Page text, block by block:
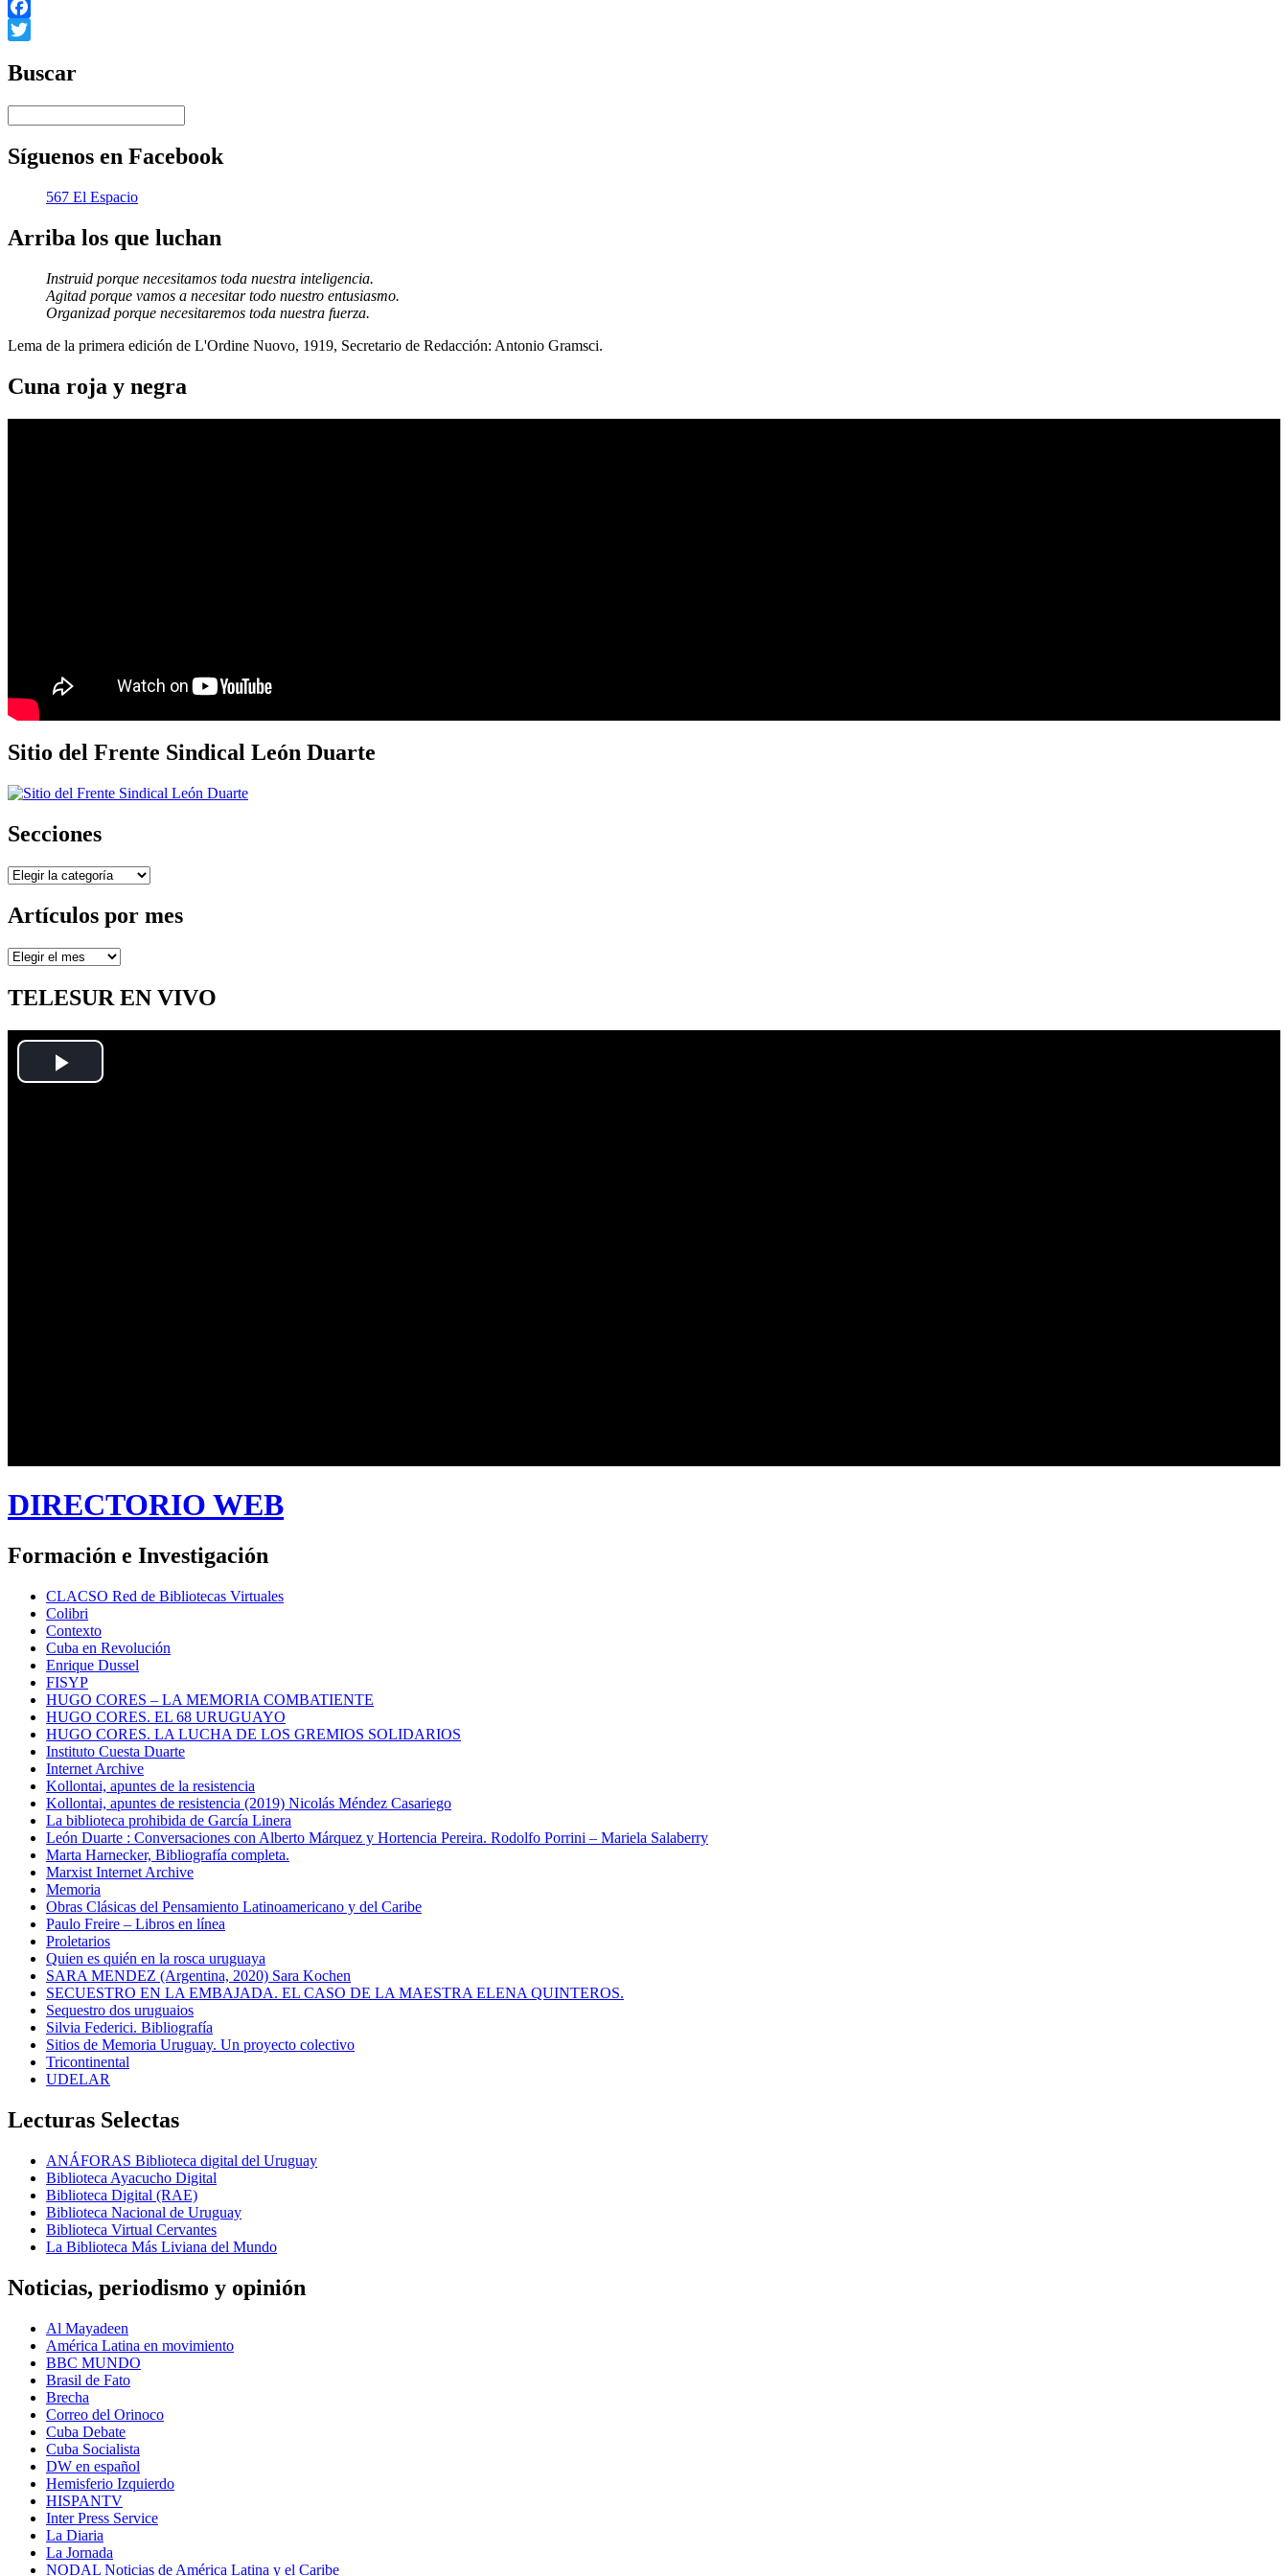
Facebook
Buscar
Síguenos en Facebook
567 El Espacio
Arriba los que luchan
Instruid porque necesitamos toda nuestra inteligencia.
Agitad porque vamos a necesitar todo nuestro entusiasmo.
Organizad porque necesitaremos toda nuestra fuerza.
Lema de la primera edición de L'Ordine Nuovo, 1919, Secretario de Redacción: Antonio Gramsci.
Cuna roja y negra
Sitio del Frente Sindical León Duarte
Secciones
Secciones
Artículos por mes
Artículos
mes
TELESUR EN VIVO
DIRECTORIO WEB
Formación e Investigación
CLACSO Red de Bibliotecas Virtuales
Colibri
Contexto
Cuba en Revolución
Enrique Dussel
FISYP
HUGO CORES – LA MEMORIA COMBATIENTE
HUGO CORES. EL 68 URUGUAYO
HUGO CORES. LA LUCHA DE LOS GREMIOS SOLIDARIOS
Instituto Cuesta Duarte
Internet Archive
Kollontai, apuntes de la resistencia
Kollontai, apuntes de resistencia (2019) Nicolás Méndez Casariego
La biblioteca prohibida de García Linera
León Duarte : Conversaciones con Alberto Márquez y Hortencia Pereira. Rodolfo Porrini – Mariela Salaberry
Marta Harnecker, Bibliografía completa.
Marxist Internet Archive
Memoria
Obras Clásicas del Pensamiento Latinoamericano y del Caribe
Paulo Freire – Libros en línea
Proletarios
Quien es quién en la rosca uruguaya
SARA MENDEZ (Argentina, 2020) Sara Kochen
SECUESTRO EN LA EMBAJADA. EL CASO DE LA MAESTRA ELENA QUINTEROS.
Sequestro dos uruguaios
Silvia Federici. Bibliografía
Sitios de Memoria Uruguay. Un proyecto colectivo
Tricontinental
UDELAR
Lecturas Selectas
ANÁFORAS Biblioteca digital del Uruguay
Biblioteca Ayacucho Digital
Biblioteca Digital (RAE)
Biblioteca Nacional de Uruguay
Biblioteca Virtual Cervantes
La Biblioteca Más Liviana del Mundo
Noticias, periodismo y opinión
Al Mayadeen
América Latina en movimiento
BBC MUNDO
Brasil de Fato
Brecha
Correo del Orinoco
Cuba Debate
Cuba Socialista
DW en español
Hemisferio Izquierdo
HISPANTV
Inter Press Service
La Diaria
La Jornada
NODAL Noticias de América Latina y el Caribe